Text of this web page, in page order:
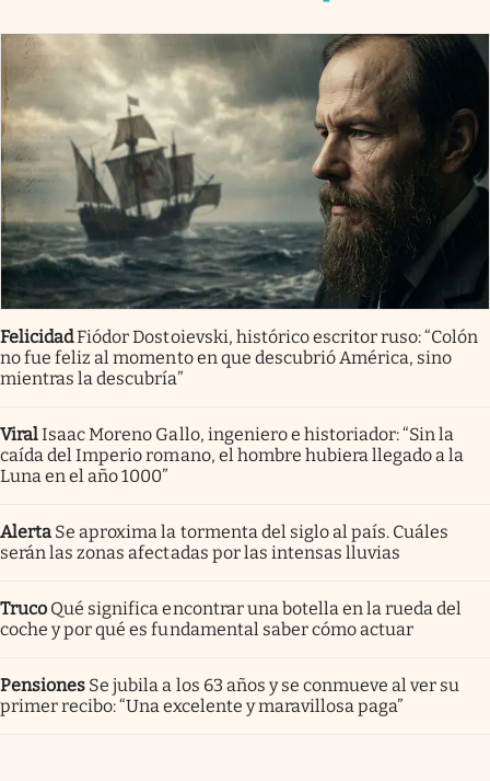
FelicidadFiódor Dostoievski, histórico escritor ruso: “Colón
no fue feliz al momento en que descubrió América, sino
mientras la descubría”
ViralIsaac Moreno Gallo, ingeniero e historiador: “Sin la
caída del Imperio romano, el hombre hubiera llegado a la
Luna en el año 1000”
Alerta Se aproxima la tormenta del siglo al país. Cuáles
serán las zonas afectadas por las intensas lluvias
Truco Qué significa encontrar una botella en la rueda del
coche y por qué es fundamental saber cómo actuar
Pensiones Se jubila a los 63 años y se conmueve al ver su
primer recibo: “Una excelente y maravillosa paga”